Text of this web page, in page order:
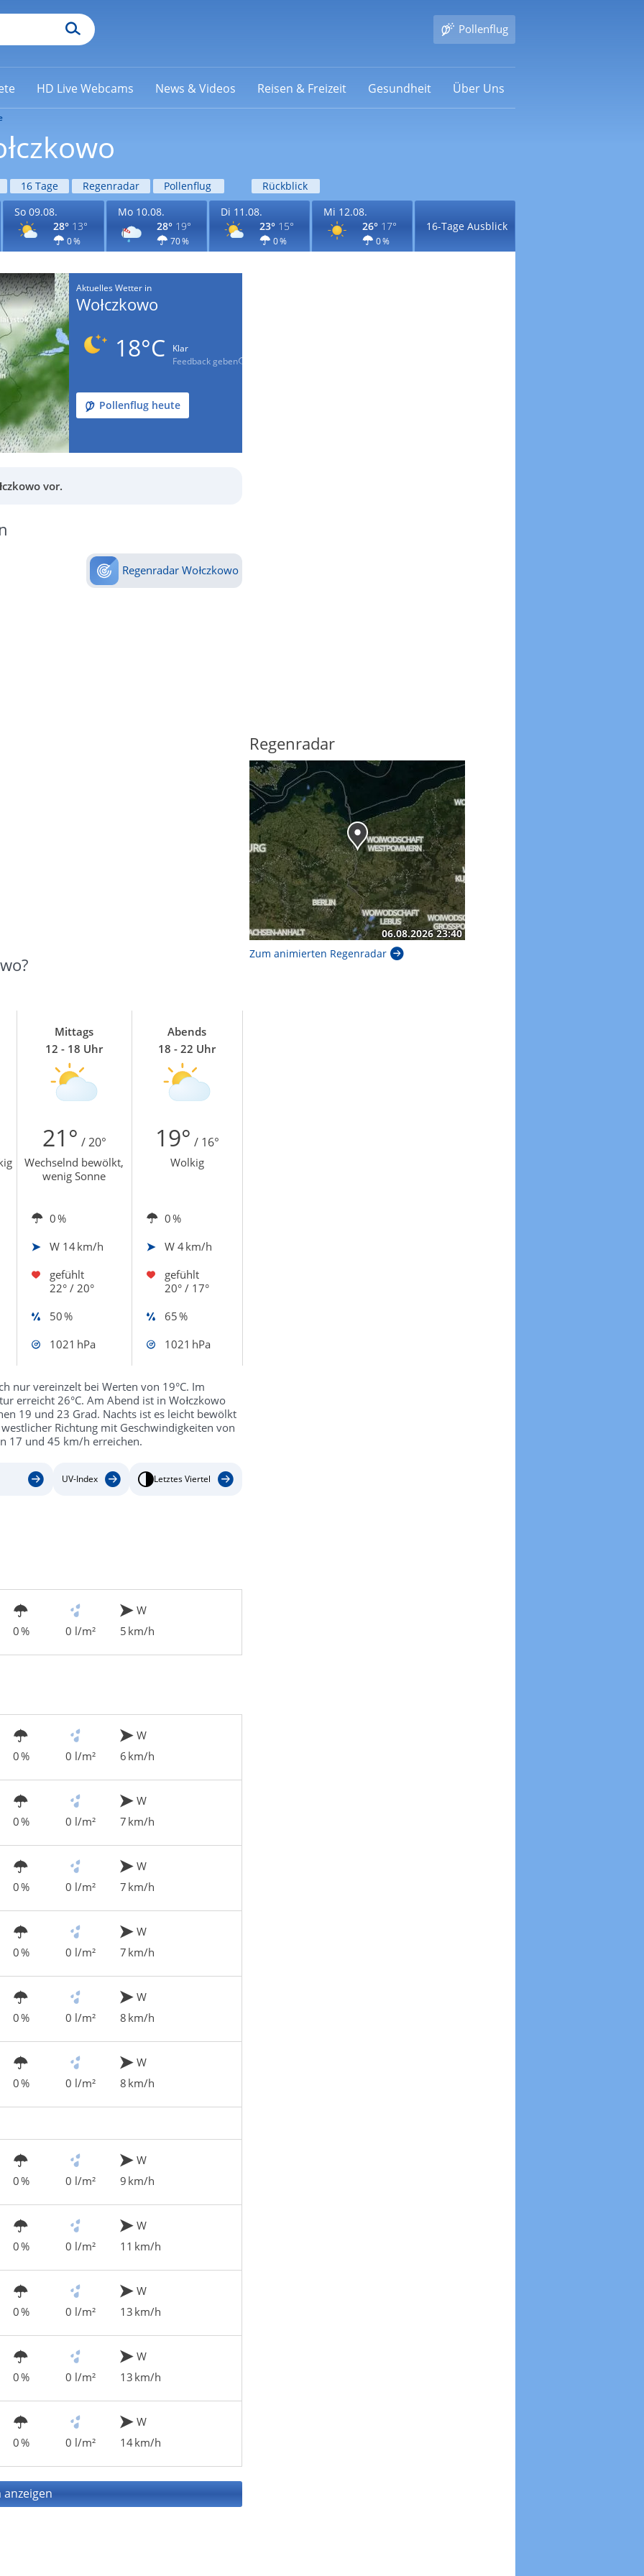
Pollenflug
HD Live Webcams News & Videos Reisen & Freizeit Gesundheit Über Uns
16 Tage Regenradar Pollenflug
Rückblick
So 09.08.
28° 13°
0 %
Mo 10.08.
28° 19°
70 %
Di 11.08.
23° 15°
0 %
Mi 12.08.
26° 17°
0 %
16-Tage Ausblick
Aktuelles Wetter in
Wołczkowo
18°C
Klar
Feedback geben
Pollenflug heute
vor.
Regenradar Wołczkowo
Mittags
12 - 18 Uhr
Abends
18 - 22 Uhr
21° / 20° 19° / 16°
Wechselnd bewölkt,
wenig Sonne
Wolkig
0 %
0 %
W 14 km/h W 4 km/h
gefühlt
22° / 20°
gefühlt
20° / 17°
50 %
65 %
1021 hPa 1021 hPa
nur vereinzelt bei Werten von 19°C. Im
erreicht 26°C. Am Abend ist in Wołczkowo
19 und 23 Grad. Nachts ist es leicht bewölkt
Richtung mit Geschwindigkeiten von
17 und 45 km/h erreichen.
UV-Index Letztes Viertel
0 % 0 l/m²
W
5 km/h
0 % 0 l/m²
W
6 km/h
0 % 0 l/m²
W
7 km/h
0 % 0 l/m²
W
7 km/h
0 % 0 l/m²
W
7 km/h
0 % 0 l/m²
W
8 km/h
0 % 0 l/m²
W
8 km/h
0 % 0 l/m²
W
9 km/h
0 % 0 l/m²
W
11 km/h
0 % 0 l/m²
W
13 km/h
0 % 0 l/m²
W
13 km/h
0 % 0 l/m²
W
14 km/h
Regenradar
Zum animierten Regenradar